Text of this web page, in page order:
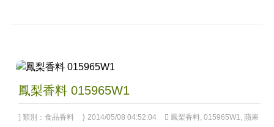
鳳梨香料 015965W1
類別： 食品香料 2014/05/08 04:52:04 鳳梨香料, 015965W1, 蘋果